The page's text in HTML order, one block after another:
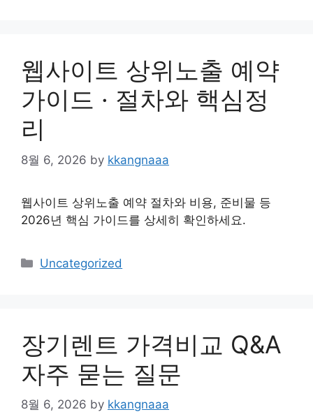
웹사이트 상위노출 예약
가이드 · 절차와 핵심정
리
8월 6, 2026 by kkangnaaa
웹사이트 상위노출 예약 절차와 비용, 준비물 등
2026년 핵심 가이드를 상세히 확인하세요.
Categories
Uncategorized
장기렌트 가격비교 Q&A
자주 묻는 질문
8월 6, 2026 by kkangnaaa